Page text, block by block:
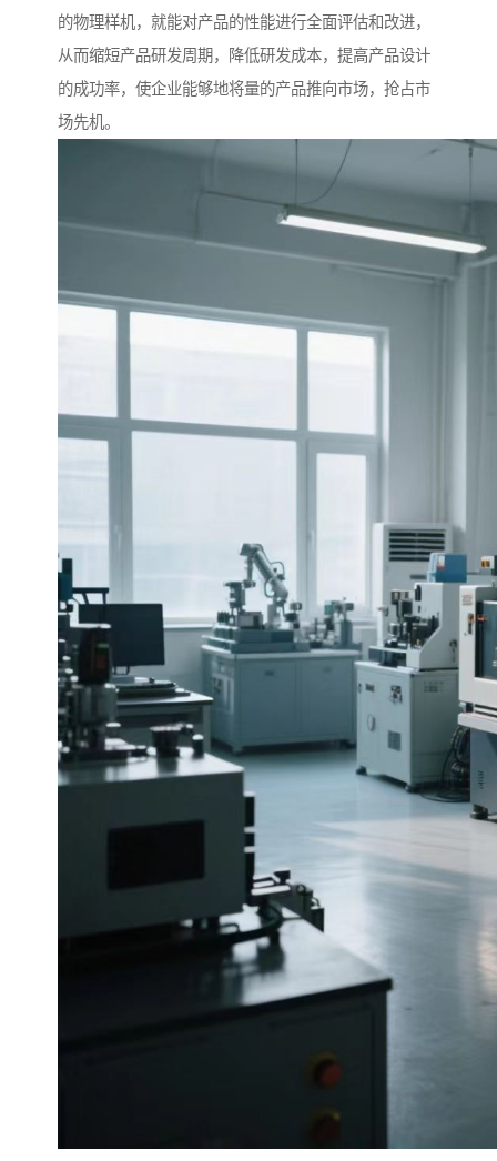
的物理样机，就能对产品的性能进行全面评估和改进，
从而缩短产品研发周期，降低研发成本，提高产品设计
的成功率，使企业能够地将量的产品推向市场，抢占市
场先机。